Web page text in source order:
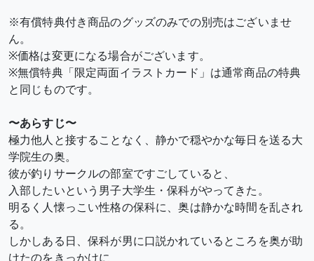
※有償特典付き商品のグッズのみでの別売はございませ
ん。
※価格は変更になる場合がございます。
※無償特典「限定両面イラストカード」は通常商品の特典
と同じものです。
〜あらすじ〜
極力他人と接することなく、静かで穏やかな毎日を送る大
学院生の奥。
彼が釣りサークルの部室ですごしていると、
入部したいという男子大学生・保科がやってきた。
明るく人懐っこい性格の保科に、奥は静かな時間を乱され
る。
しかしある日、保科が男に口説かれているところを奥が助
けたのをきっかけに